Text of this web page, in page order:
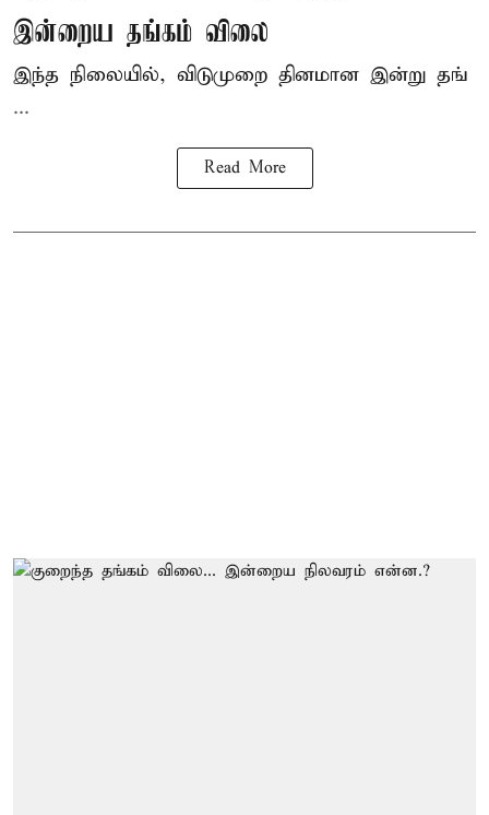
இன்றைய தங்கம் விலை
இந்த நிலையில், விடுமுறை தினமான இன்று தங்
...
Read More